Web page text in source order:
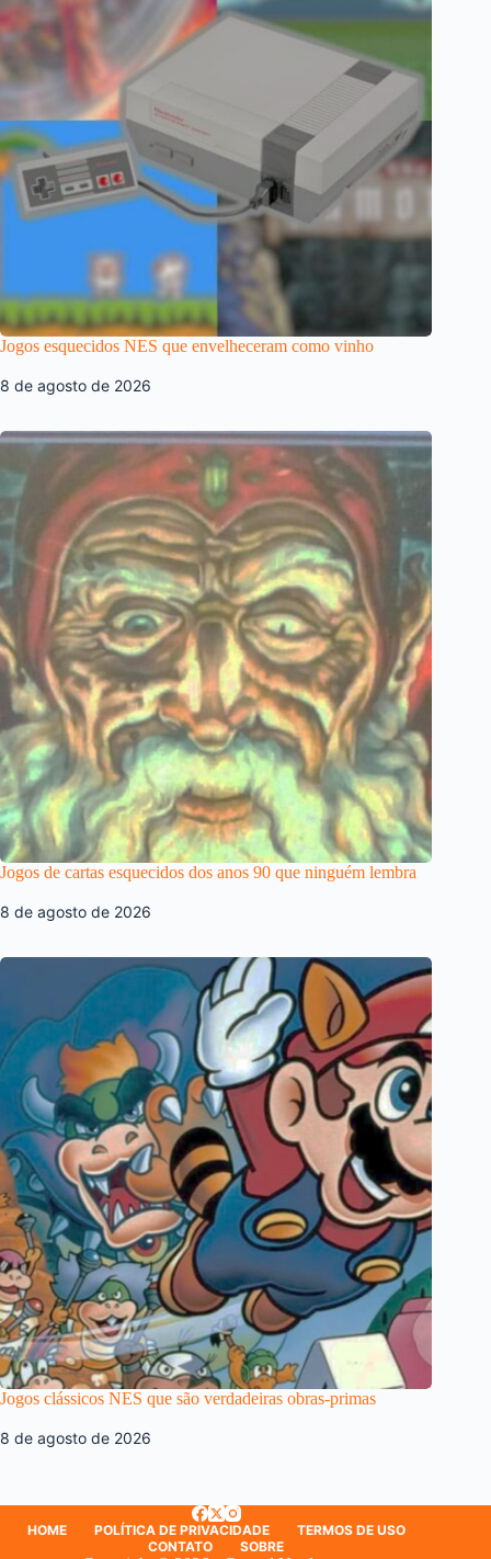
Jogos esquecidos NES que envelheceram como vinho
8 de agosto de 2026
Jogos de cartas esquecidos dos anos 90 que ninguém lembra
8 de agosto de 2026
Jogos clássicos NES que são verdadeiras obras-primas
8 de agosto de 2026
HOME POLÍTICA DE PRIVACIDADE
TERMOS DE USO
CONTATO
SOBRE